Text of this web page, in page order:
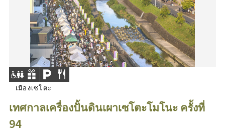
เมืองเซโตะ
เทศกาลเครื่องปั้นดินเผาเซโตะโมโนะ ครั้งที่
94